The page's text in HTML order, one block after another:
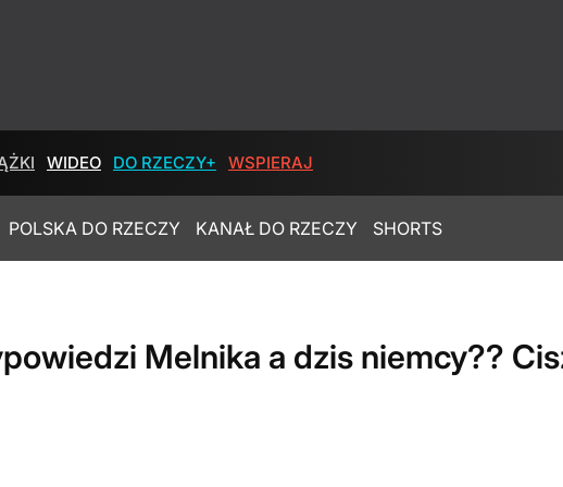
WIDEO DO RZECZY+ WSPIERAJ
POLSKA DO RZECZY KANAŁ DO RZECZY SHORTS
Melnika a dzis niemcy??